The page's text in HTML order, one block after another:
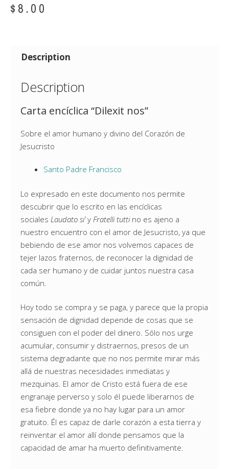
$ 8.00
Description
Description
Carta encíclica “Dilexit nos”
Sobre el amor humano y divino del Corazón de
Jesucristo
Santo Padre Francisco
Lo expresado en este documento nos permite
descubrir que lo escrito en las encíclicas
sociales Laudato si’y Fratelli tuttino es ajeno a
nuestro encuentro con el amor de Jesucristo, ya que
bebiendo de ese amor nos volvemos capaces de
tejer lazos fraternos, de reconocer la dignidad de
cada ser humano y de cuidar juntos nuestra casa
común.
Hoy todo se compra y se paga, y parece que la propia
sensación de dignidad depende de cosas que se
consiguen con el poder del dinero. Sólo nos urge
acumular, consumir y distraernos, presos de un
sistema degradante que no nos permite mirar más
allá de nuestras necesidades inmediatas y
mezquinas. El amor de Cristo está fuera de ese
engranaje perverso y solo él puede liberarnos de
esa fiebre donde ya no hay lugar para un amor
gratuito. Él es capaz de darle corazón a esta tierra y
reinventar el amor allí donde pensamos que la
capacidad de amar ha muerto definitivamente.